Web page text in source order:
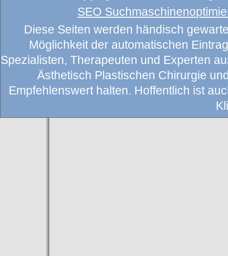
SEO
Diese Seiten werden händisch
Möglichkeit der automatischen
Spezialisten, Therapeuten und Experten
Ästhetisch Plastischen Chirurgie
Empfehlenswert halten. Hoffentlich ist